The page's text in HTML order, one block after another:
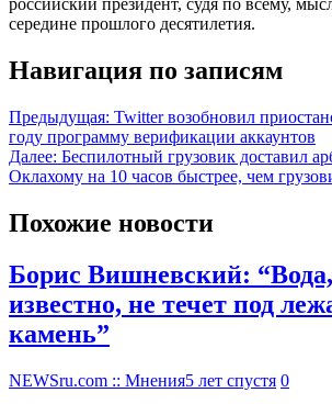
российский президент, судя по всему,
середине прошлого десятилетия.
Навигация по записям
Предыдущая: Twitter возобновил
году программу верификации аккаунтов
Далее: Беспилотный грузовик доставил
Оклахому на 10 часов быстрее, чем
Похожие новости
Борис Вишневский:
известно, не течет под
камень”
NEWSru.com :: Мнения5 лет спустя 0